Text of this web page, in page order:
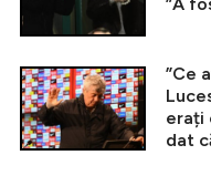
”Ce
erați
dat